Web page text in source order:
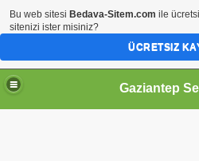
Gaziantep
Bu web sitesi Bedava-Sitem.com ile
sitenizi ister misiniz?
ÜCRETSIZ